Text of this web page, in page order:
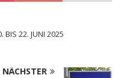
BIS 22. JUNI 2025
NÄCHSTER